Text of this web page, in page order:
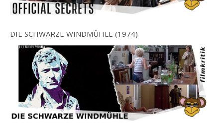
DIE SCHWARZE WINDMÜHLE (1974)